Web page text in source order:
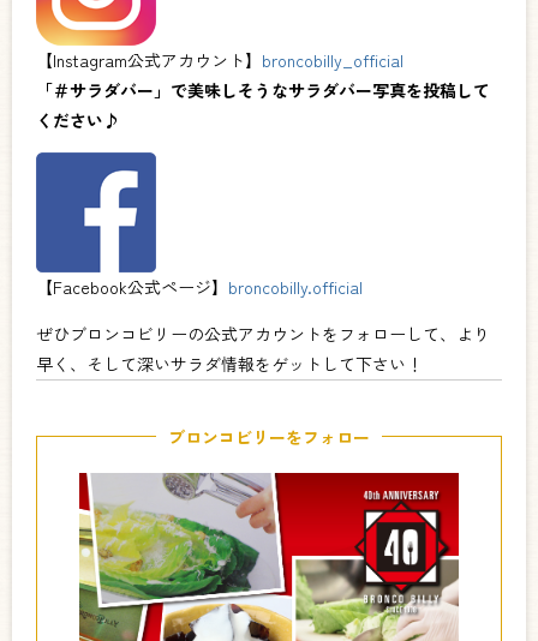
【Instagram公式アカウント】 broncobilly_official
「＃サラダバー」で美味しそうなサラダバー写真を投稿して
ください♪
【Facebook公式ページ】 broncobilly.official
ぜひブロンコビリーの公式アカウントをフォローして、より
早く、そして深いサラダ情報をゲットして下さい！
ブロンコビリーをフォロー